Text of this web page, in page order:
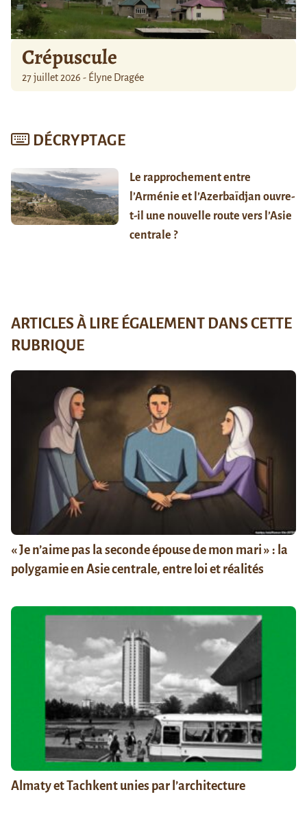
Crépuscule
27 juillet 2026 - Élyne Dragée
DÉCRYPTAGE
Le rapprochement entre
l’Arménie et l’Azerbaïdjan ouvre-
t-il une nouvelle route vers l’Asie
centrale ?
ARTICLES À LIRE ÉGALEMENT DANS CETTE
RUBRIQUE
« Je n’aime pas la seconde épouse de mon mari » : la
polygamie en Asie centrale, entre loi et réalités
Almaty et Tachkent unies par l’architecture